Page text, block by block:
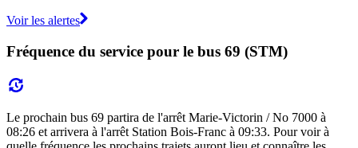
Voir les alertes
Fréquence du service pour le bus 69 (STM)
Le prochain bus 69 partira de l'arrêt Marie-Victorin / No 7000 à
08:26 et arrivera à l'arrêt Station Bois-Franc à 09:33. Pour voir à